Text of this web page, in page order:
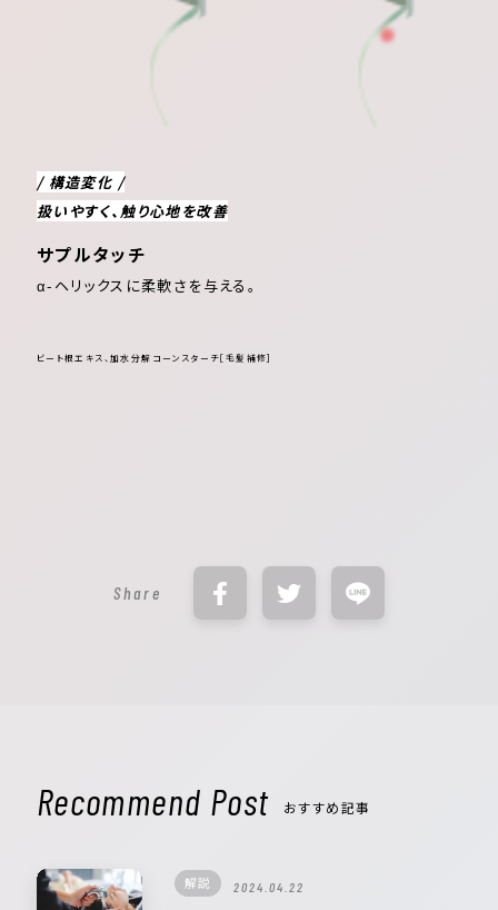
/ 構造変化 /
扱いやすく、触り心地を改善
サプルタッチ
α-ヘリックスに柔軟さを与える。
ビート根エキス、加水分解コーンスターチ［毛髪補修］
Share
Recommend Post おすすめ記事
解説 2024.04.22